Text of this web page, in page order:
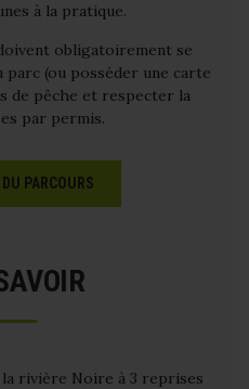
à la pratique.
obligatoirement se
parc (ou posséder une carte
de pêche et respecter la
par permis.
PARCOURS
rivière Noire à 3 reprises